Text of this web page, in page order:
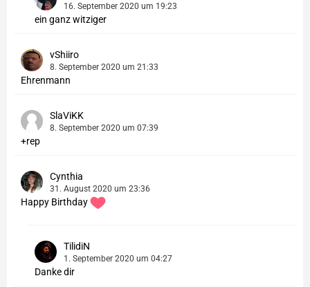
16. September 2020 um 19:23
ein ganz witziger
vShiiro
8. September 2020 um 21:33
Ehrenmann
SlaViKK
8. September 2020 um 07:39
+rep
Cynthia
31. August 2020 um 23:36
Happy Birthday
TilidiN
1. September 2020 um 04:27
Danke dir